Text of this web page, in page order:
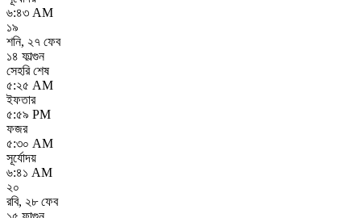
৬:৪৩ AM
১৯
শনি, ২৭ ফেব
১৪ ফাল্গুন
সেহরি শেষ
৫:২৫ AM
ইফতার
৫:৫৯ PM
ফজর
৫:৩০ AM
সূর্যোদয়
৬:৪১ AM
২০
রবি, ২৮ ফেব